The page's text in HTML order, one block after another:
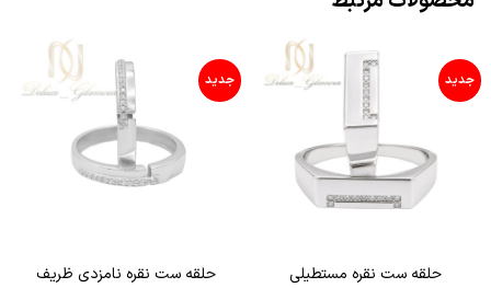
جدید
حلقه ست نقره مستطیلی
جدید
حلقه ست نقره نامزدی ظریف